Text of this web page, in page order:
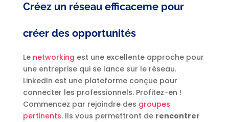
Créez un réseau efficaceme pour
créer des opportunités
Le networking est une excellente approche pour
une entreprise qui se lance sur le réseau.
LinkedIn est une plateforme conçue pour
connecter les professionnels. Profitez-en !
Commencez par rejoindre des groupes
pertinents. Ils vous permettront de rencontrer